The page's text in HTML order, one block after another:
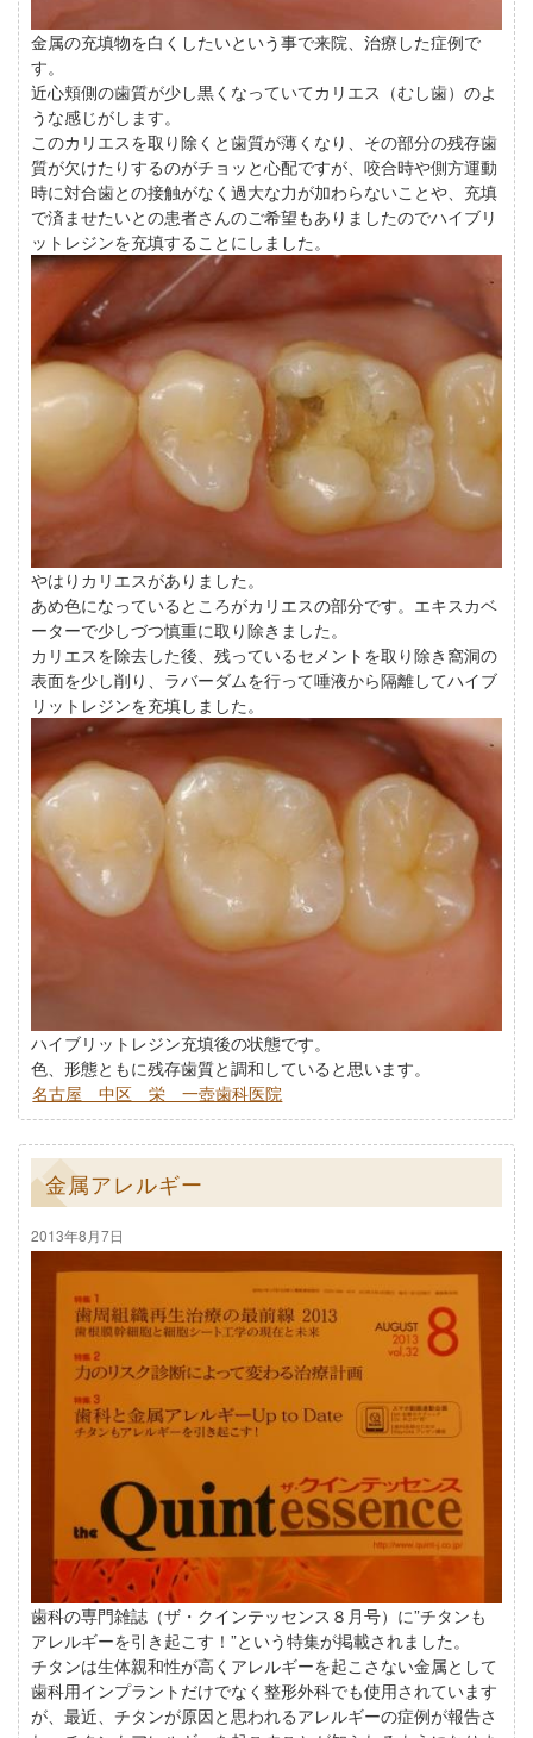
金属の充填物を白くしたいという事で来院、治療した症例で
す。
近心頬側の歯質が少し黒くなっていてカリエス（むし歯）のよ
うな感じがします。
このカリエスを取り除くと歯質が薄くなり、その部分の残存歯
質が欠けたりするのがチョッと心配ですが、咬合時や側方運動
時に対合歯との接触がなく過大な力が加わらないことや、充填
で済ませたいとの患者さんのご希望もありましたのでハイブリ
ットレジンを充填することにしました。
やはりカリエスがありました。
あめ色になっているところがカリエスの部分です。エキスカベ
ーターで少しづつ慎重に取り除きました。
カリエスを除去した後、残っているセメントを取り除き窩洞の
表面を少し削り、ラバーダムを行って唾液から隔離してハイブ
リットレジンを充填しました。
ハイブリットレジン充填後の状態です。
色、形態ともに残存歯質と調和していると思います。
名古屋 中区 栄 一壺歯科医院
金属アレルギー
2013年8月7日
歯科の専門雑誌（ザ・クインテッセンス８月号）に”チタンも
アレルギーを引き起こす！”という特集が掲載されました。
チタンは生体親和性が高くアレルギーを起こさない金属として
歯科用インプラントだけでなく整形外科でも使用されています
が、最近、チタンが原因と思われるアレルギーの症例が報告さ